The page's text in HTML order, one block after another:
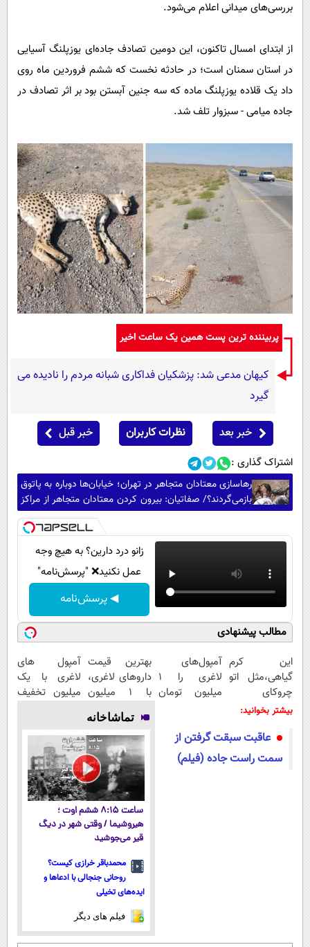
بررسی‌های میدانی اعلام می‌شود.
از ابتدای امسال تاکنون، این دومین تصادف جاده‌ای یوزپلنگ آسیایی
در استان سمنان است؛ در حادثه نخست که ششم فروردین ماه روی
داد یک قلاده یوزپلنگ ماده که سه جنین آبستن بود بر اثر تصادف در
جاده میامی - سبزوار تلف شد.
پربیننده ترین پست همین یک ساعت اخیر
کیهان مدعی شد: پزشکیان فداکاری شبانه مردم را نادیده می
گیرد
خبر بعد نظرات کاربران خبر قبل
اشتراک گذاری :
رهاسازی معتادان متجاهر در تهران؛ خیابان‌ها دوباره به پاتوق
بازمی‌گردند؟/ صفاتیان: بیرون کردن معتادان متجاهر از مراکز
فقط یک بهانه است
زانو درد دارین؟ به هیچ وجه
عمل نکنید❌ "پرسش‌نامه"
◀ پرسش‌نامه
مطالب پیشنهادی
این کرم
گیاهی،مثل اتو
چروکای
پوستتوصاف
آمپول‌های
لاغری را ۱
میلیون تومان
بهترین قیمت
داروهای لاغری،
با ۱ میلیون
تخفیف و ارسال
از داروخانه‌
آمپول های
لاغری با یک
میلیون تخفیف
معتبر
بیشتر بخوانید:
عاقبت سبقت گرفتن از
سمت راست جاده (فیلم)
تماشاخانه
ساعت ۸:۱۵ ششم اوت ؛
هیروشیما / وقتی شهر در دیگ
قیر می‌جوشید
محمدباقر خرازی کیست؟
روحانی جنجالی با ادعاها و
ایده‌های تخیلی
فیلم های دیگر